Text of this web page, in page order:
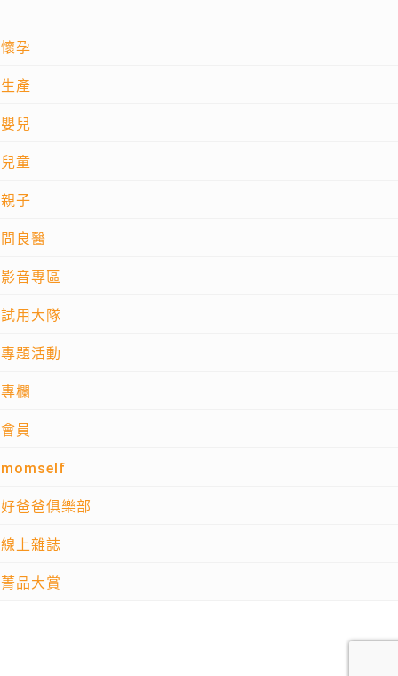
懷孕
生產
嬰兒
兒童
親子
問良醫
影音專區
試用大隊
專題活動
專欄
會員
momself
好爸爸俱樂部
線上雜誌
菁品大賞